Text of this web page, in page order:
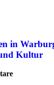
in
Kultur